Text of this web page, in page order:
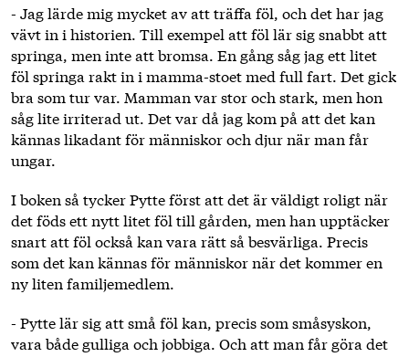
- Jag lärde mig mycket av att träffa föl, och det har jag
vävt in i historien. Till exempel att föl lär sig snabbt att
springa, men inte att bromsa. En gång såg jag ett litet
föl springa rakt in i mamma-stoet med full fart. Det gick
bra som tur var. Mamman var stor och stark, men hon
såg lite irriterad ut. Det var då jag kom på att det kan
kännas likadant för människor och djur när man får
ungar.
I boken så tycker Pytte först att det är väldigt roligt när
det föds ett nytt litet föl till gården, men han upptäcker
snart att föl också kan vara rätt så besvärliga. Precis
som det kan kännas för människor när det kommer en
ny liten familjemedlem.
- Pytte lär sig att små föl kan, precis som småsyskon,
vara både gulliga och jobbiga. Och att man får göra det